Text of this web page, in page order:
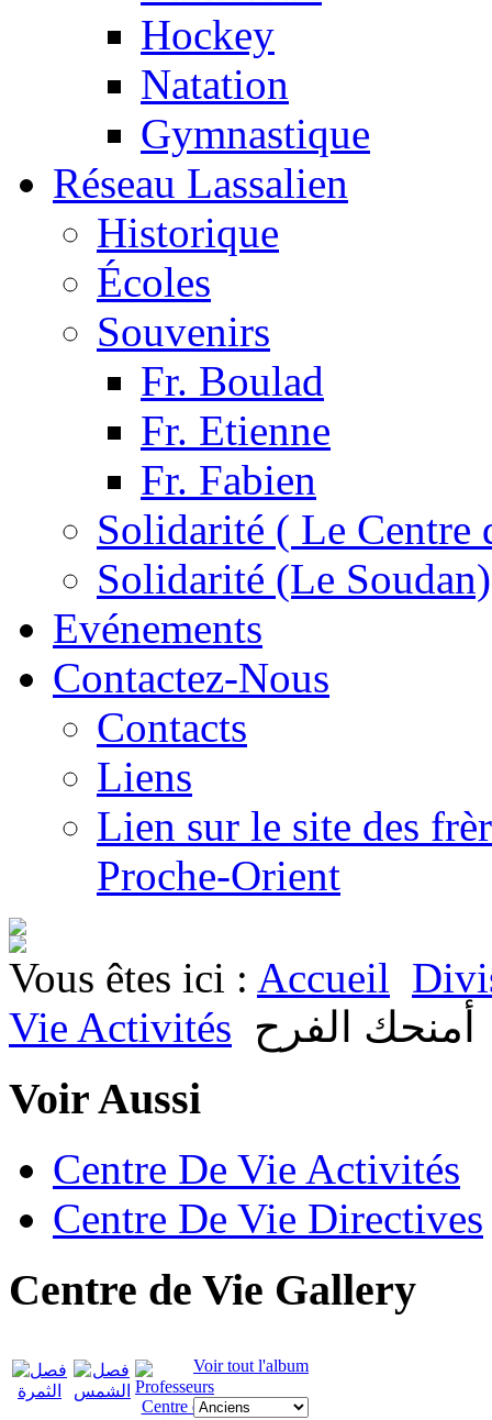
Hockey
Natation
Gymnastique
Réseau Lassalien
Historique
Écoles
Souvenirs
Fr. Boulad
Fr. Etienne
Fr. Fabien
Solidarité ( Le Centre
Solidarité (Le Soudan)
Evénements
Contactez-Nous
Contacts
Liens
Lien sur le site des
Proche-Orient
Vous êtes ici : Accueil
Vie Activités أمنحك الفرح
Voir Aussi
Centre De Vie Activités
Centre De Vie Directives
Centre de Vie Gallery
Voir tout l'album